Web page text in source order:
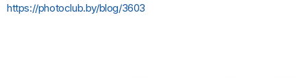
https://photoclub.by/blog/3603